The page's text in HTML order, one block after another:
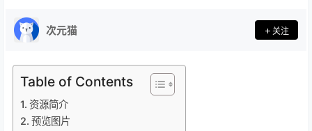
次元猫 关注
Table of Contents
资源简介
预览图片